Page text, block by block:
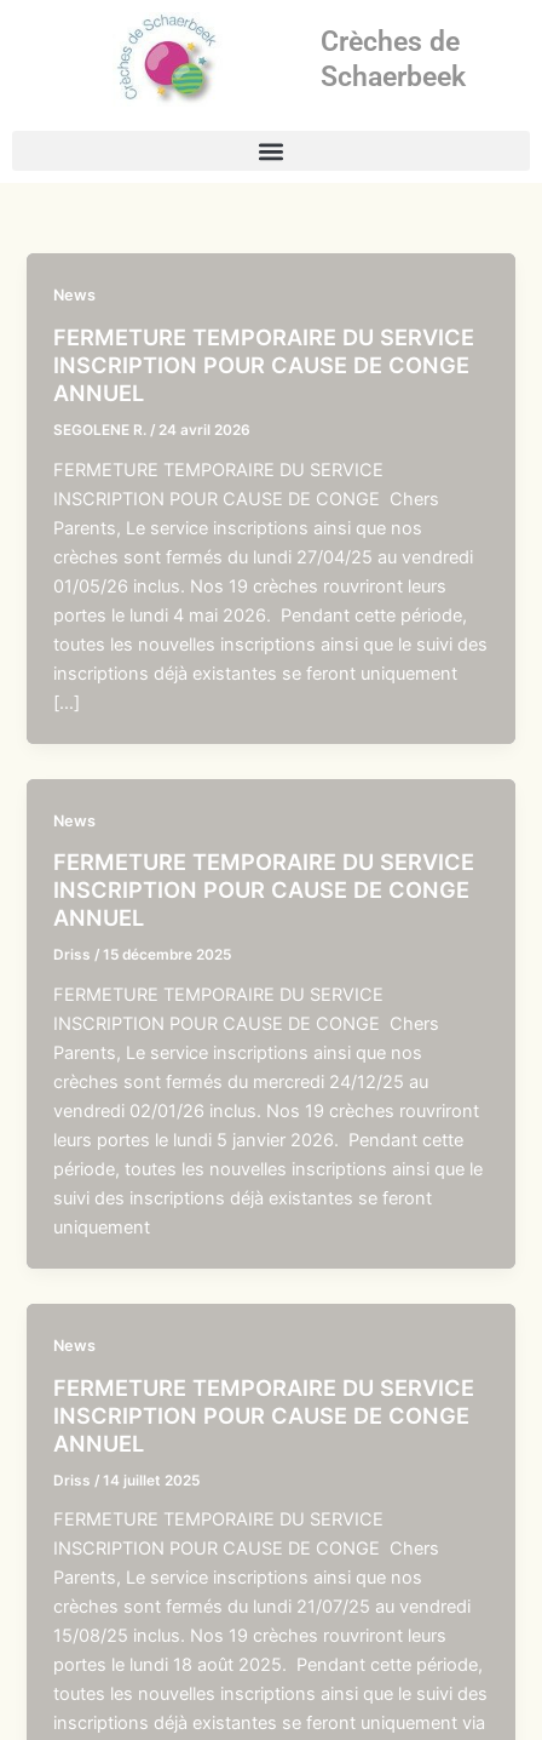
Crèches de
Schaerbeek
News
FERMETURE TEMPORAIRE DU SERVICE
INSCRIPTION POUR CAUSE DE CONGE
ANNUEL
SEGOLENE R. / 24 avril 2026
FERMETURE TEMPORAIRE DU SERVICE
INSCRIPTION POUR CAUSE DE CONGE Chers
Parents, Le service inscriptions ainsi que nos
crèches sont fermés du lundi 27/04/25 au vendredi
01/05/26 inclus. Nos 19 crèches rouvriront leurs
portes le lundi 4 mai 2026. Pendant cette période,
toutes les nouvelles inscriptions ainsi que le suivi des
inscriptions déjà existantes se feront uniquement
[…]
News
FERMETURE TEMPORAIRE DU SERVICE
INSCRIPTION POUR CAUSE DE CONGE
ANNUEL
Driss /15 décembre 2025
FERMETURE TEMPORAIRE DU SERVICE
INSCRIPTION POUR CAUSE DE CONGE Chers
Parents, Le service inscriptions ainsi que nos
crèches sont fermés du mercredi 24/12/25 au
vendredi 02/01/26 inclus. Nos 19 crèches rouvriront
leurs portes le lundi 5 janvier 2026. Pendant cette
période, toutes les nouvelles inscriptions ainsi que le
suivi des inscriptions déjà existantes se feront
uniquement
News
FERMETURE TEMPORAIRE DU SERVICE
INSCRIPTION POUR CAUSE DE CONGE
ANNUEL
Driss /14 juillet 2025
FERMETURE TEMPORAIRE DU SERVICE
INSCRIPTION POUR CAUSE DE CONGE Chers
Parents, Le service inscriptions ainsi que nos
crèches sont fermés du lundi 21/07/25 au vendredi
15/08/25 inclus. Nos 19 crèches rouvriront leurs
portes le lundi 18 août 2025. Pendant cette période,
toutes les nouvelles inscriptions ainsi que le suivi des
inscriptions déjà existantes se feront uniquement via